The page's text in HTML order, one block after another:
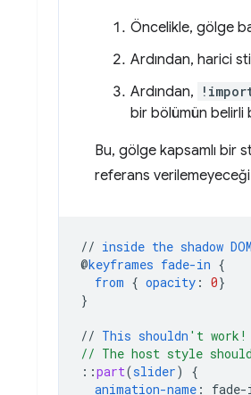
Öncelikle, gölge
Ardından, harici
Ardından,
bir bölümün belirli
Bu, gölge kapsamlı bir
referans verilemeyeceği
// inside the shadow DOM
@keyframes fade-in {
from { opacity : 0}
}
// This shouldn 't work!
// The host style
::part(slider)
{
animation-name :